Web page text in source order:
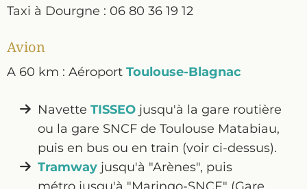
Taxi à Dourgne : 06 80 36 19 12
Avion
A 60 km : Aéroport Toulouse-Blagnac
Navette TISSEO jusqu'à la gare routière
ou la gare SNCF de Toulouse Matabiau,
puis en bus ou en train (voir ci-dessus).
Tramway jusqu'à "Arènes", puis